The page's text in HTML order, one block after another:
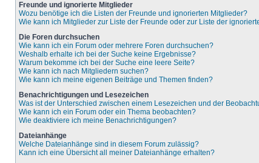
Freunde und ignorierte Mitglieder
Wozu benötige ich die Listen der Freunde und ignorierten Mitglieder?
Wie kann ich Mitglieder zur Liste der Freunde oder zur Liste der
Die Foren durchsuchen
Wie kann ich ein Forum oder mehrere Foren durchsuchen?
Weshalb erhalte ich bei der Suche keine Ergebnisse?
Warum bekomme ich bei der Suche eine leere Seite?
Wie kann ich nach Mitgliedern suchen?
Wie kann ich meine eigenen Beiträge und Themen finden?
Benachrichtigungen und Lesezeichen
Was ist der Unterschied zwischen einem Lesezeichen und der
Wie kann ich ein Forum oder ein Thema beobachten?
Wie deaktiviere ich meine Benachrichtigungen?
Dateianhänge
Welche Dateianhänge sind in diesem Forum zulässig?
Kann ich eine Übersicht all meiner Dateianhänge erhalten?